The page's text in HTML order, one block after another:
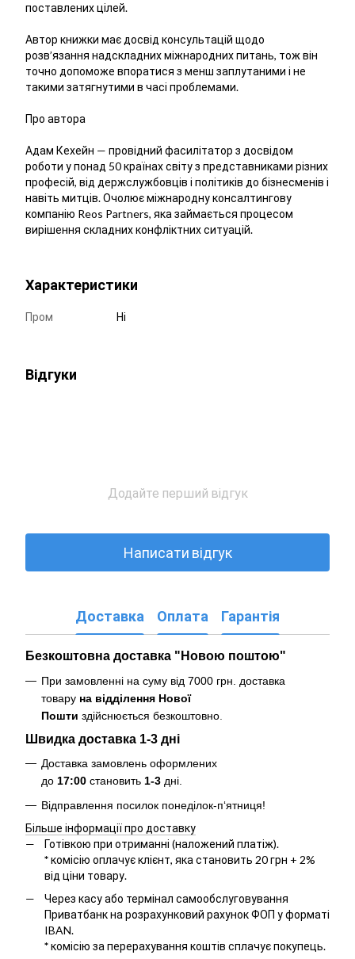
поставлених цілей.
Автор книжки має досвід консультацій щодо
розв’язання надскладних міжнародних питань, тож він
точно допоможе впоратися з менш заплутаними і не
такими затягнутими в часі проблемами.
Про автора
Адам Кехейн — провідний фасилітатор з досвідом
роботи у понад 50 країнах світу з представниками різних
професій, від держслужбовців і політиків до бізнесменів і
навіть митців. Очолює міжнародну консалтингову
компанію Reos Partners, яка займається процесом
вирішення складних конфліктних ситуацій.
Характеристики
Пром Ні
Відгуки
Додайте перший відгук
Написати відгук
Доставка Оплата Гарантія
Безкоштовна доставка "Новою поштою"
При замовленні на суму від 7000 грн. доставка
товару на відділення Нової
Пошти здійснюється безкоштовно
Швидка доставка 1-3 дні
Доставка замовлень оформлених
до 17:00 становить 1-3 дні.
Відправлення посилок понеділок-п‘ятниця!
Більше інформації про доставку
Готівкою при отриманні (наложений платіж).
*комісію оплачує клієнт, яка становить 20 грн + 2%
від ціни товару.
Через касу або термінал самообслуговування
Приватбанк на розрахунковий рахунок ФОП у форматі
IBAN.
*комісію за перерахування коштів сплачує покупець.